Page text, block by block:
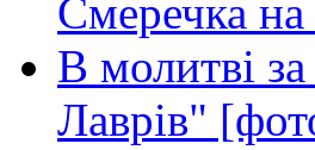
Смеречка
В молитві
Лаврів"